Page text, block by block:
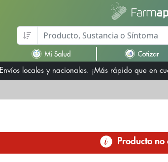
Envíos locales y nacionales. ¡Más rápido que en
Producto no